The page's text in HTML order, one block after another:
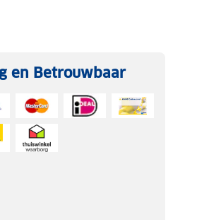
en Betrouwbaar